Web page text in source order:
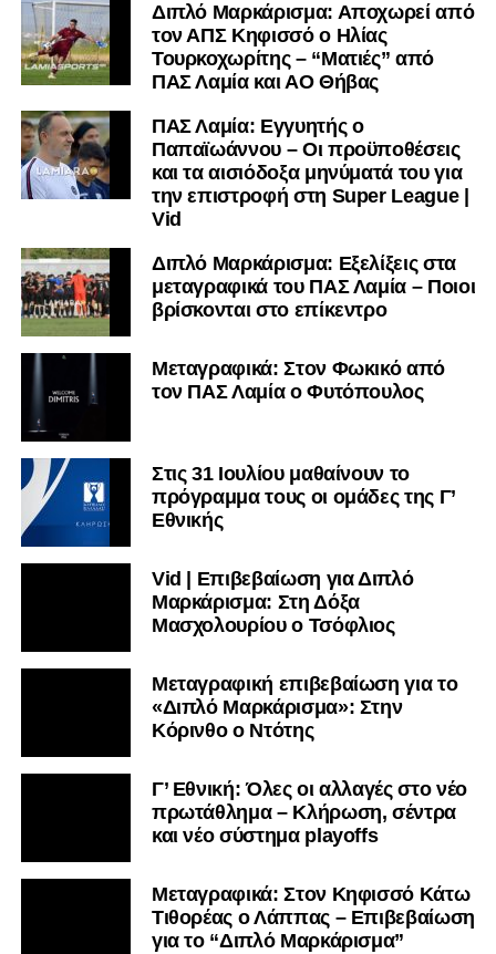
Διπλό Μαρκάρισμα: Αποχωρεί από
τον ΑΠΣ Κηφισσό ο Ηλίας
Τουρκοχωρίτης – “Ματιές” από
ΠΑΣ Λαμία και ΑΟ Θήβας
ΠΑΣ Λαμία: Εγγυητής ο
Παπαϊωάννου – Οι προϋποθέσεις
και τα αισιόδοξα μηνύματά του για
την επιστροφή στη Super League |
Vid
Διπλό Μαρκάρισμα: Εξελίξεις στα
μεταγραφικά του ΠΑΣ Λαμία – Ποιοι
βρίσκονται στο επίκεντρο
Μεταγραφικά: Στον Φωκικό από
τον ΠΑΣ Λαμία ο Φυτόπουλος
Στις 31 Ιουλίου μαθαίνουν το
πρόγραμμα τους οι ομάδες της Γ’
Εθνικής
Vid | Επιβεβαίωση για Διπλό
Μαρκάρισμα: Στη Δόξα
Μασχολουρίου ο Τσόφλιος
Μεταγραφική επιβεβαίωση για το
«Διπλό Μαρκάρισμα»: Στην
Κόρινθο ο Ντότης
Γ’ Εθνική: Όλες οι αλλαγές στο νέο
πρωτάθλημα – Κλήρωση, σέντρα
και νέο σύστημα playoffs
Μεταγραφικά: Στον Κηφισσό Κάτω
Τιθορέας ο Λάππας – Επιβεβαίωση
για το “Διπλό Μαρκάρισμα”